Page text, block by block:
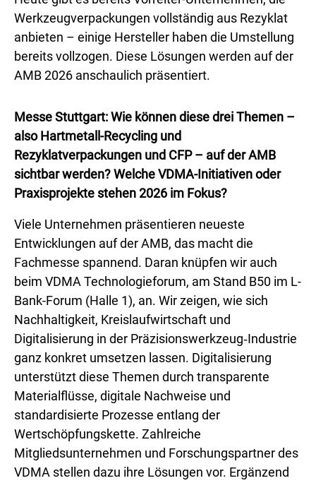
Werkzeugverpackungen vollständig aus Rezyklat
anbieten – einige Hersteller haben die Umstellung
bereits vollzogen. Diese Lösungen werden auf der
AMB 2026 anschaulich präsentiert.
Messe Stuttgart: Wie können diese drei Themen –
also Hartmetall-Recycling und
Rezyklatverpackungen und CFP – auf der AMB
sichtbar werden? Welche VDMA-Initiativen oder
Praxisprojekte stehen 2026 im Fokus?
Viele Unternehmen präsentieren neueste
Entwicklungen auf der AMB, das macht die
Fachmesse spannend. Daran knüpfen wir auch
beim VDMA Technologieforum, am Stand B50 im L-
Bank-Forum (Halle 1), an. Wir zeigen, wie sich
Nachhaltigkeit, Kreislaufwirtschaft und
Digitalisierung in der Präzisionswerkzeug‑Industrie
ganz konkret umsetzen lassen. Digitalisierung
unterstützt diese Themen durch transparente
Materialflüsse, digitale Nachweise und
standardisierte Prozesse entlang der
Wertschöpfungskette. Zahlreiche
Mitgliedsunternehmen und Forschungspartner des
VDMA stellen dazu ihre Lösungen vor. Ergänzend